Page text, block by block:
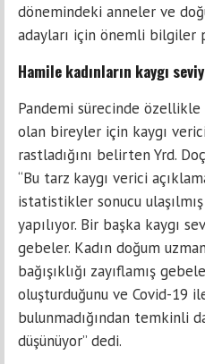
dönemindeki anneler ve
adayları için önemli bilgiler
Hamile kadınların kaygı
Pandemi sürecinde özellikle
olan bireyler için kaygı
rastladığını belirten Yrd.
“Bu tarz kaygı verici
istatistikler sonucu
yapılıyor. Bir başka kaygı
gebeler. Kadın doğum
bağışıklığı zayıflamış
oluşturduğunu ve Covid-19
bulunmadığından temkinli
düşünüyor” dedi.